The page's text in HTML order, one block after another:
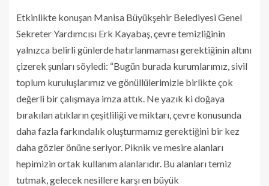
Etkinlikte konuşan Manisa Büyükşehir Belediyesi Genel
Sekreter Yardımcısı Erk Kayabaş, çevre temizliğinin
yalnızca belirli günlerde hatırlanmaması gerektiğinin altını
çizerek şunları söyledi: “Bugün burada kurumlarımız, sivil
toplum kuruluşlarımız ve gönüllülerimizle birlikte çok
değerli bir çalışmaya imza attık. Ne yazık ki doğaya
bırakılan atıkların çeşitliliği ve miktarı, çevre konusunda
daha fazla farkındalık oluşturmamız gerektiğini bir kez
daha gözler önüne seriyor. Piknik ve mesire alanları
hepimizin ortak kullanım alanlarıdır. Bu alanları temiz
tutmak, gelecek nesillere karşı en büyük